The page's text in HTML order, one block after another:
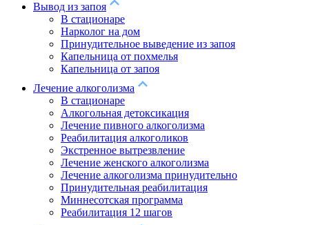
Вывод из запоя
В стационаре
Нарколог на дом
Принудительное выведение из запоя
Капельница от похмелья
Капельница от запоя
Лечение алкоголизма
В стационаре
Алкогольная детоксикация
Лечение пивного алкоголизма
Реабилитация алкоголиков
Экстренное вытрезвление
Лечение женского алкоголизма
Лечение алкоголизма принудительно
Принудительная реабилитация
Миннесотская программа
Реабилитация 12 шагов